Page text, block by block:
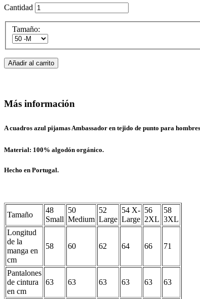
Cantidad
Tamaño:
Añadir al carrito
Más información
A cuadros azul pijamas Ambassador en tejido de punto para
Material: 100% algodón orgánico.
Hecho en Portugal.
Tamaño
48
Small
50
Medium
52
Large
54 X-
Large
56
2XL
58
3XL
Longitud
de la
manga en
cm
58 60 62 64 66 71
Pantalones
de cintura
en cm
63 63 63 63 63 63